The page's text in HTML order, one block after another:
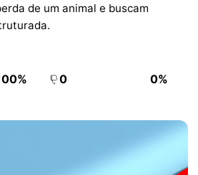
de um animal e buscam
0 0%